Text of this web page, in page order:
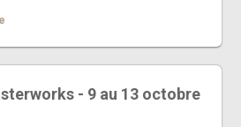
- 9 au 13 octobre